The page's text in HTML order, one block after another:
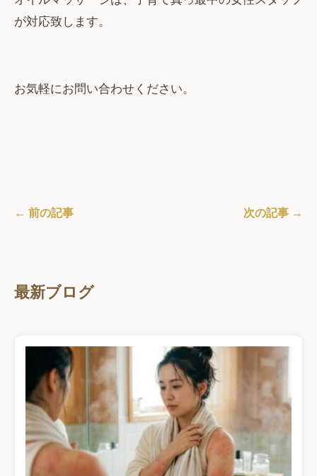
が対応致します。
お気軽にお問い合わせください。
← 前の記事 次の記事 →
最新ブログ